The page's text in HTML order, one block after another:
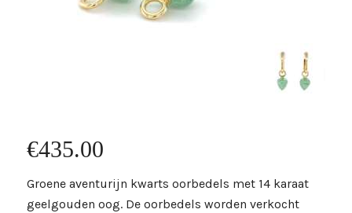
€435.00
Groene aventurijn kwarts oorbedels met 14 karaat
geelgouden oog. De oorbedels worden verkocht